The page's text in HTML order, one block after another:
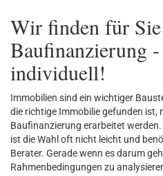
Wir finden für
Baufinanzierung
individuell!
Immobilien sind ein wichtiger
die richtige Immobilie gefunden ist,
Baufinanzierung erarbeitet
ist die Wahl oft nicht leicht und
Berater. Gerade wenn es darum
Rahmenbedingungen zu